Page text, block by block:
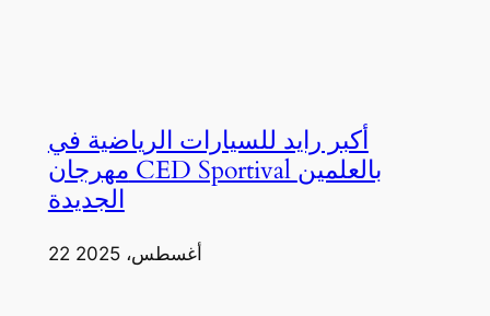
أكبر رايد للسيارات الرياضية في
مهرجان CED Sportival بالعلمين
الجديدة
22 أغسطس، 2025